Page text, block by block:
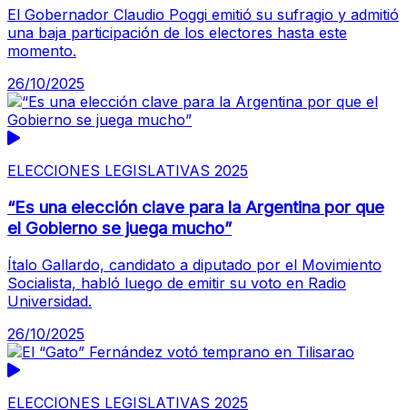
El Gobernador Claudio Poggi emitió su sufragio y admitió
una baja participación de los electores hasta este
momento.
26/10/2025
ELECCIONES LEGISLATIVAS 2025
“Es una elección clave para la Argentina por que
el Gobierno se juega mucho”
Ítalo Gallardo, candidato a diputado por el Movimiento
Socialista, habló luego de emitir su voto en Radio
Universidad.
26/10/2025
ELECCIONES LEGISLATIVAS 2025